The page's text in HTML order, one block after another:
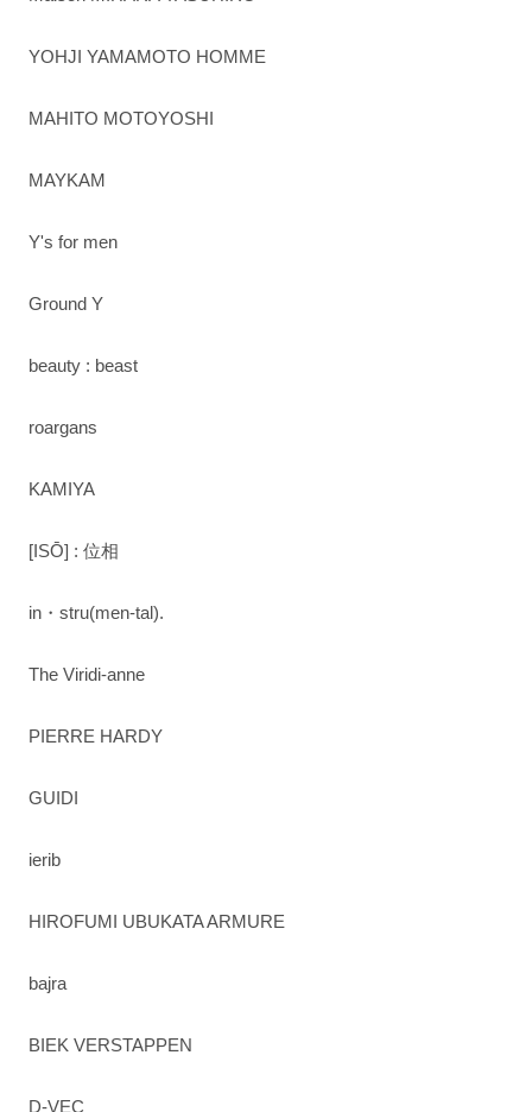
YOHJI YAMAMOTO HOMME
MAHITO MOTOYOSHI
MAYKAM
Y's for men
Ground Y
beauty : beast
roargans
KAMIYA
[ISŌ] : 位相
in・stru(men-tal).
The Viridi-anne
PIERRE HARDY
GUIDI
ierib
HIROFUMI UBUKATA ARMURE
bajra
BIEK VERSTAPPEN
D-VEC